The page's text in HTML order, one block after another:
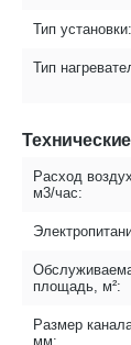
Тип установки:
Тип
Расход
м3/час:
площадь, м²:
Размер
мм: